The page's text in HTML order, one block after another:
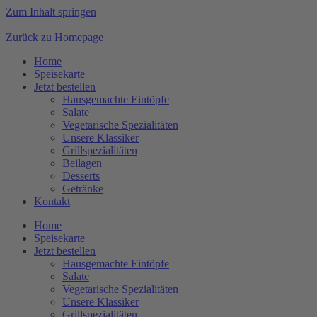
Zum Inhalt springen
Zurück zu Homepage
Home
Speisekarte
Jetzt bestellen
Hausgemachte Eintöpfe
Salate
Vegetarische Spezialitäten
Unsere Klassiker
Grillspezialitäten
Beilagen
Desserts
Getränke
Kontakt
Home
Speisekarte
Jetzt bestellen
Hausgemachte Eintöpfe
Salate
Vegetarische Spezialitäten
Unsere Klassiker
Grillspezialitäten